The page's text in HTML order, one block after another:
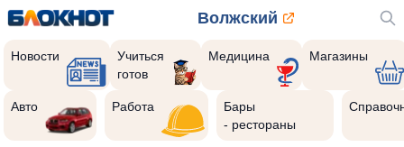
Волжский
Новости
Учиться
готов
Медицина Магазины
Авто Работа
Бары
- рестораны